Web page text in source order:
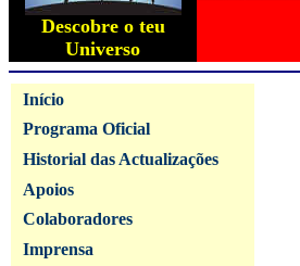
Descobre o teu
Universo
Início
Programa Oficial
Historial das Actualizações
Apoios
Colaboradores
Imprensa